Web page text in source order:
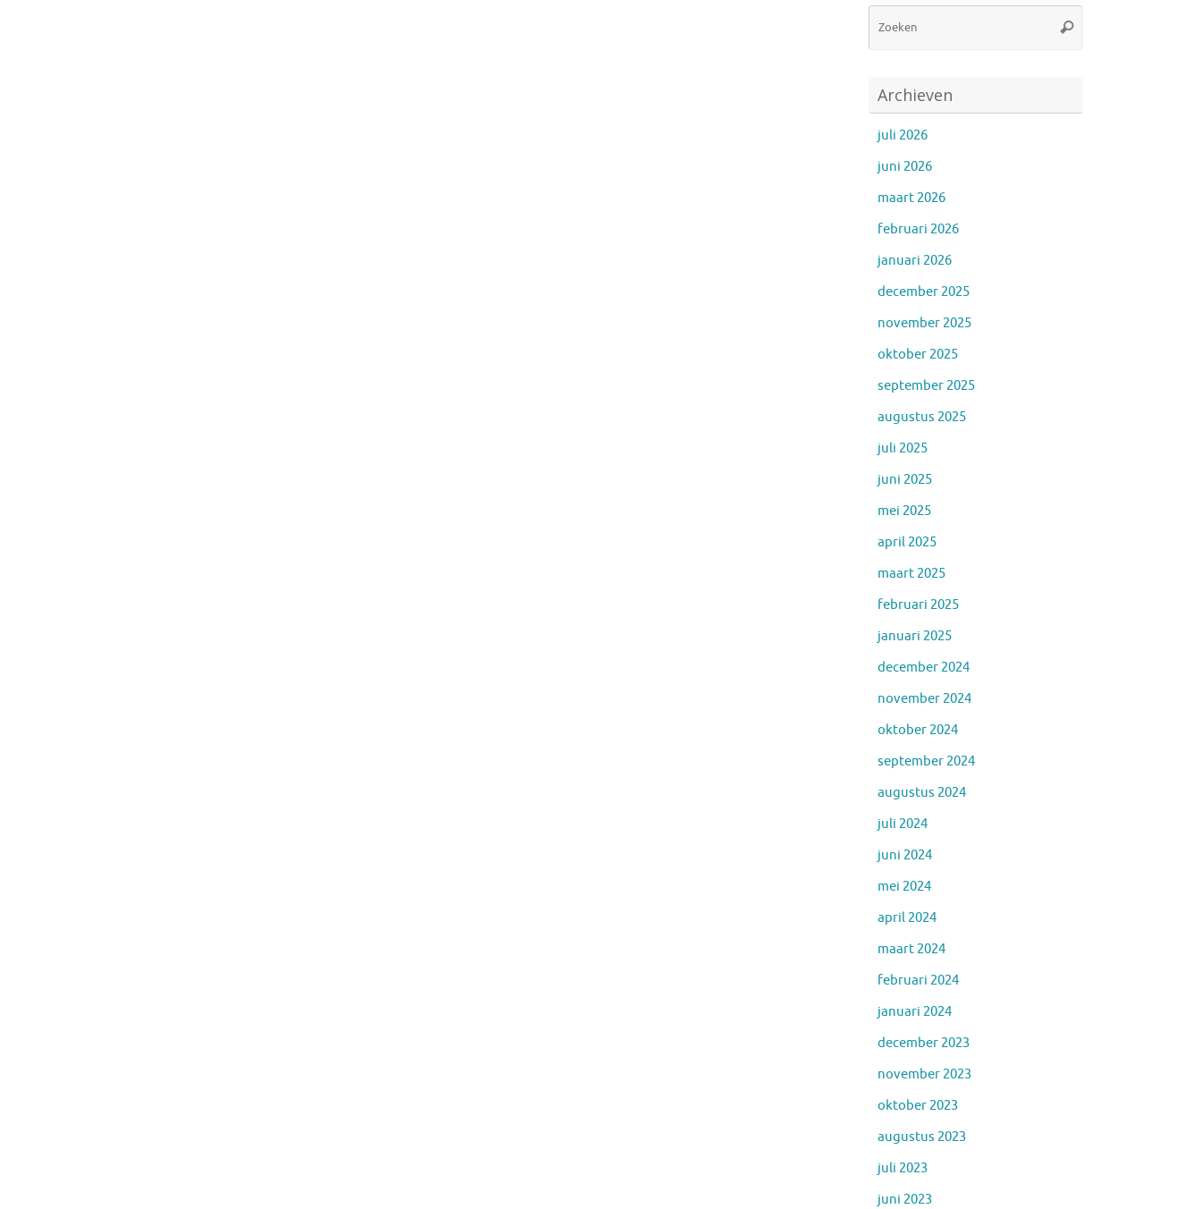
Zoeken
Archieven
juli 2026
juni 2026
maart 2026
februari 2026
januari 2026
december 2025
november 2025
oktober 2025
september 2025
augustus 2025
juli 2025
juni 2025
mei 2025
april 2025
maart 2025
februari 2025
januari 2025
december 2024
november 2024
oktober 2024
september 2024
augustus 2024
juli 2024
juni 2024
mei 2024
april 2024
maart 2024
februari 2024
januari 2024
december 2023
november 2023
oktober 2023
augustus 2023
juli 2023
juni 2023